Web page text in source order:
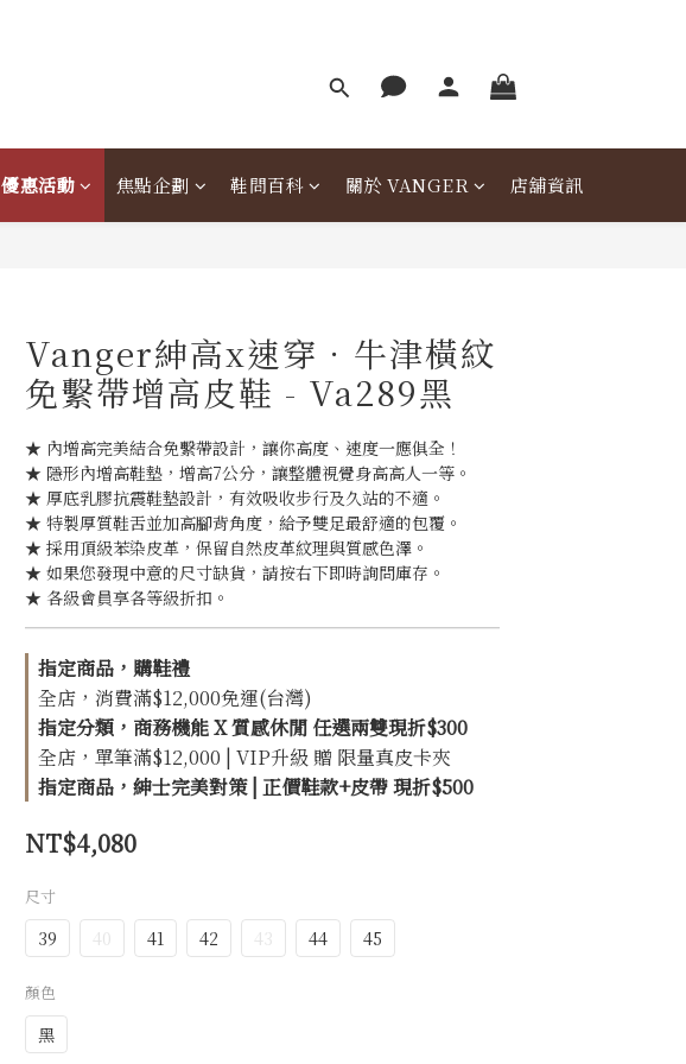
優惠活動 焦點企劃 鞋問百科 關於 VANGER 店舖資訊
Vanger紳高x速穿．牛津橫紋
免繫帶增高皮鞋 - Va289黑
★ 內增高完美結合免繫帶設計，讓你高度、速度一應俱全！
★ 隱形內增高鞋墊，增高7公分，讓整體視覺身高高人一等。
★ 厚底乳膠抗震鞋墊設計，有效吸收步行及久站的不適。
★ 特製厚質鞋舌並加高腳背角度，給予雙足最舒適的包覆。
★ 採用頂級苯染皮革，保留自然皮革紋理與質感色澤。
★ 如果您發現中意的尺寸缺貨，請按右下即時詢問庫存。
★ 各級會員享各等級折扣。
指定商品，購鞋禮
全店，消費滿$12,000免運(台灣)
指定分類，商務機能 X 質感休閒 任選兩雙現折$300
全店，單筆滿$12,000 | VIP升級 贈 限量真皮卡夾
指定商品，紳士完美對策 | 正價鞋款+皮帶 現折$500
NT$4,080
尺寸
39 40 41 42 43 44 45
顏色
黑